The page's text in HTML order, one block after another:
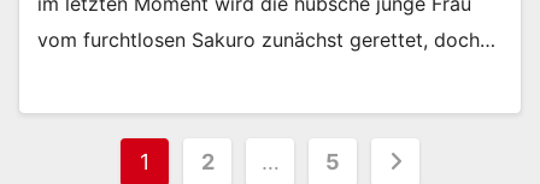
vom furchtlosen Sakuro zunächst gerettet, doch…
Seitennummerierung
1 2 … 5